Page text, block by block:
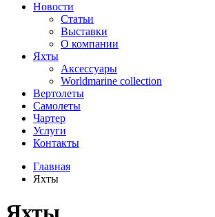
Новости
Статьи
Выставки
О компании
Яхты
Аксессуары
Worldmarine collection
Вертолеты
Самолеты
Чартер
Услуги
Контакты
Главная
Яхты